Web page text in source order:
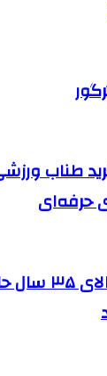
طناب
حرفه‌ای
با ۱۵ بازیکن